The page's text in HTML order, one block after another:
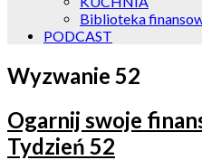
Biblioteka
PODCAST
Wyzwanie 52
Ogarnij swoje
Tydzień 52